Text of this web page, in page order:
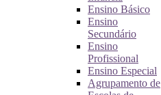
Ensino Básico
Ensino
Secundário
Ensino
Profissional
Ensino Especial
Agrupamento de